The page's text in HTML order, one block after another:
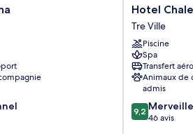
Hotel
Chalet
all'Imperatore
Tre
Ville
Hotel
Tre Ville
Piscine
Spa
Transfert
Animaux de
admis
9.2
sur
9,2
46 avis